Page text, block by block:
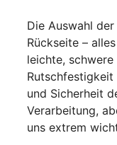
Die Auswahl
Rückseite –
leichte,
Rutschfestigkeit
und Sicherheit
Verarbeitung,
uns extrem